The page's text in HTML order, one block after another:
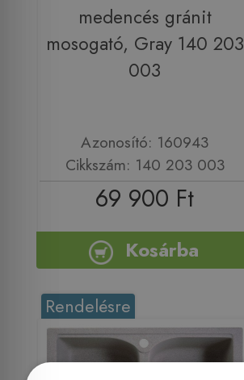
medencés gránit
mosogató, Gray 140 203
003
Azonosító: 160943
Cikkszám: 140 203 003
69 900 Ft
Kosárba
Rendelésre